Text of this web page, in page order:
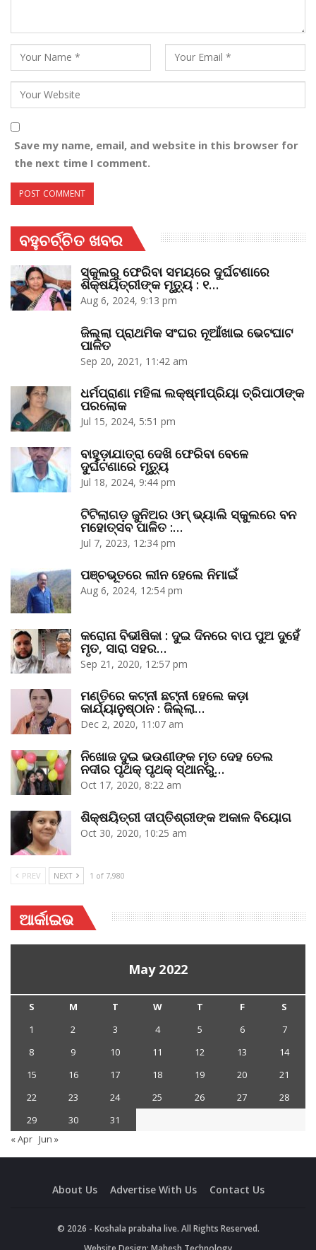
Save my name, email, and website in this browser for
the next time I comment.
ବହୁଚର୍ଚ୍ଚିତ ଖବର
ସ୍କୁଲରୁ ଫେରିବା ସମୟରେ ଦୁର୍ଘଟଣାରେ
ଶିକ୍ଷୟିତ୍ରୀଙ୍କ ମୃତ୍ୟୁ : ୧…
Aug 6, 2024, 9:13 pm
ଜିଲ୍ଲା ପ୍ରାଥମିକ ସଂଘର ନୂଆଁଖାଇ ଭେଟଘାଟ
ପାଳିତ
Sep 20, 2021, 11:42 am
ଧର୍ମପ୍ରାଣା ମହିଳା ଲକ୍ଷ୍ମୀପ୍ରିୟା ତ୍ରିପାଠୀଙ୍କ
ପରଲୋକ
Jul 15, 2024, 5:51 pm
ବାହୁଡ଼ାଯାତ୍ରା ଦେଖି ଫେରିବା ବେଳେ
ଦୁର୍ଘଟଣାରେ ମୃତ୍ୟୁ
Jul 18, 2024, 9:44 pm
ଟିଟିଲାଗଡ଼ ଜୁନିଅର ଓମ୍‌ ଭ୍ୟାଲି ସ୍କୁଲରେ ବନ
ମହୋତ୍ସବ ପାଳିତ :…
Jul 7, 2023, 12:34 pm
ପଞ୍ଚଭୂତରେ ଲୀନ ହେଲେ ନିମାଇଁ
Aug 6, 2024, 12:54 pm
କରୋନା ବିଭୀଷିକା : ଦୁଇ ଦିନରେ ବାପ ପୁଅ ଦୁହେଁ
ମୃତ, ସାରା ସହର…
Sep 21, 2020, 12:57 pm
ମଣ୍ତିରେ କଟ୍‌ନୀ ଛଟ୍‌ନୀ ହେଲେ କଡ଼ା
କାର୍ଯ୍ୟାନୁଷ୍ଠାନ : ଜିଲ୍ଲା…
Dec 2, 2020, 11:07 am
ନିଖୋଜ ଦୁଇ ଭଉଣୀଙ୍କ ମୃତ ଦେହ ତେଲ
ନଦୀର ପୃଥକ୍‌ ପୃଥକ୍‌ ସ୍ଥାନରୁ…
Oct 17, 2020, 8:22 am
ଶିକ୍ଷୟିତ୍ରୀ ଦୀପ୍ତିଶ୍ରୀଙ୍କ ଅକାଳ ବିୟୋଗ
Oct 30, 2020, 10:25 am
PREV NEXT 1 of 7,980
ଆର୍କାଇଭ
May 2022
S M T W T F
S
1
2 3 4 5 6
7
8
9 10 11 12 13
14
15
16 17 18 19 20
21
22
23 24 25 26 27
28
29
30
31
« Apr Jun »
About Us Advertise With Us Contact Us
© 2026 - Koshala prabaha live. All Rights Reserved.